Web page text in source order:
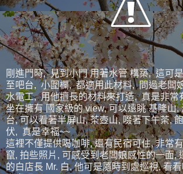
剛進門時, 見到小門 用著水管 構築, 這可
至吧台, 小圍欄, 都適用此材料, 問過老闆
水電工, 用他擅長的材料來打造, 真是非常
坐在擁有 國家級的 view, 可以遠眺 基隆山
台, 可以看著半屏山, 茶壺山, 啜著下午茶,
伏, 真是幸福~~
這裡不僅提供喝咖啡, 還有民宿可住, 非常
竄, 拍些照片, 可感受到老闆娘感性的一面,
的白店長 Mr. 白, 他可是隨時到處巡視, 看